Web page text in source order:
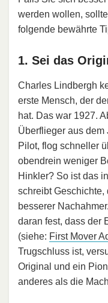
werden wollen,
folgende bewährte
1. Sei das
Charles Lindbergh
erste Mensch, der
hat. Das war 1927.
Überflieger aus dem
Pilot, flog schneller
obendrein weniger
Hinkler? So ist das
schreibt
besserer
daran fest, dass der
(siehe: First Mover
Trugschluss ist,
Original und ein
anderes als die